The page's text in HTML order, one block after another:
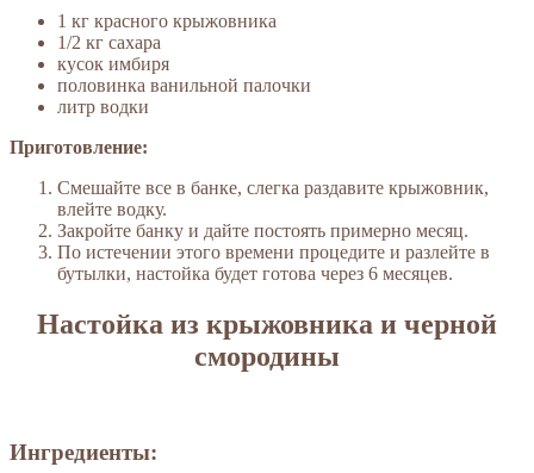
1 кг красного крыжовника
1/2 кг сахара
кусок имбиря
половинка ванильной палочки
литр водки
Приготовление:
Смешайте все в банке, слегка раздавите крыжовник,
влейте водку.
Закройте банку и дайте постоять примерно месяц.
По истечении этого времени процедите и разлейте в
бутылки, настойка будет готова через 6 месяцев.
Настойка из крыжовника и черной
смородины
Ингредиенты: